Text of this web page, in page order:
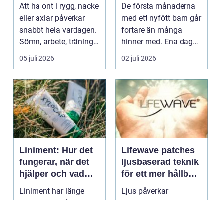
Att ha ont i rygg, nacke
eller axlar påverkar
snabbt hela vardagen.
Sömn, arbete, träning
och humör ...
05 juli 2026
De första månaderna
med ett nyfött barn går
fortare än många
hinner med. Ena dagen
ryms hela foten i...
02 juli 2026
Liniment: Hur det
fungerar, när det
hjälper och vad
man bör tänka på
Liniment har länge
Lifewave patches
ljusbaserad teknik
för ett mer hållbart
välbefinnande
Ljus påverkar